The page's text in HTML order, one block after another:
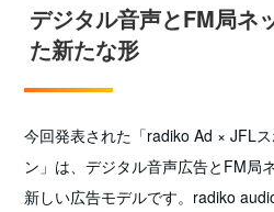
デジタル音声とFM局ネ
た新たな形
今回発表された「radiko Ad × JFL
ン」は、デジタル音声広告とFM局
新しい広告モデルです。radiko